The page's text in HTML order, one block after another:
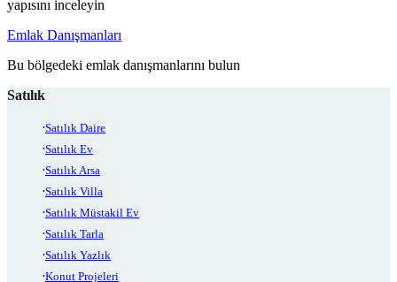
yapısını inceleyin
Emlak Danışmanları
Bu bölgedeki emlak danışmanlarını bulun
Satılık
Satılık Daire
Satılık Ev
Satılık Arsa
Satılık Villa
Satılık Müstakil Ev
Satılık Tarla
Satılık Yazlık
Konut Projeleri